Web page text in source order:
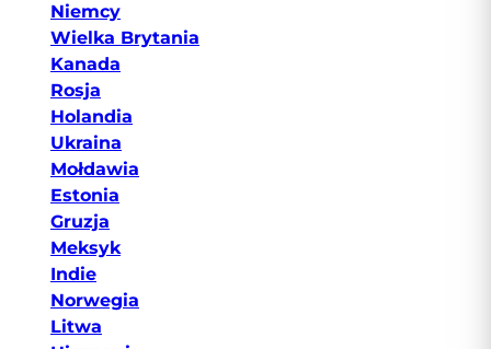
Niemcy
Wielka Brytania
Kanada
Rosja
Holandia
Ukraina
Mołdawia
Estonia
Gruzja
Meksyk
Indie
Norwegia
Litwa